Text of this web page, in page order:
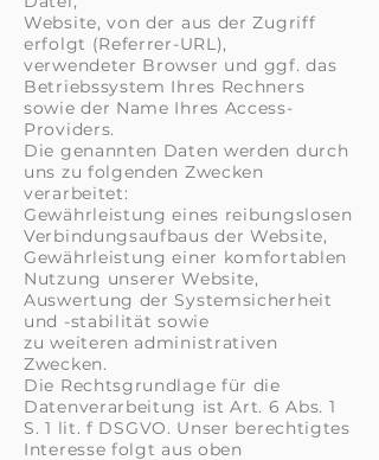
Website, von der aus der Zugriff
erfolgt (Referrer-URL),
verwendeter Browser und ggf. das
Betriebssystem Ihres Rechners
sowie der Name Ihres Access-
Providers.
Die genannten Daten werden durch
uns zu folgenden Zwecken
verarbeitet:
Gewährleistung eines reibungslosen
Verbindungsaufbaus der Website,
Gewährleistung einer komfortablen
Nutzung unserer Website,
Auswertung der Systemsicherheit
und -stabilität sowie
zu weiteren administrativen
Zwecken.
Die Rechtsgrundlage für die
Datenverarbeitung ist Art. 6 Abs. 1
S. 1 lit. f DSGVO. Unser berechtigtes
Interesse folgt aus oben